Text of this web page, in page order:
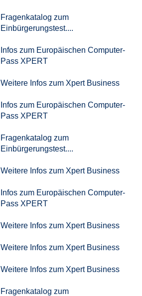
Fragenkatalog zum
Einbürgerungstest....
Infos zum Europäischen Computer-
Pass XPERT
Weitere Infos zum Xpert Business
Infos zum Europäischen Computer-
Pass XPERT
Fragenkatalog zum
Einbürgerungstest....
Weitere Infos zum Xpert Business
Infos zum Europäischen Computer-
Pass XPERT
Weitere Infos zum Xpert Business
Weitere Infos zum Xpert Business
Weitere Infos zum Xpert Business
Fragenkatalog zum